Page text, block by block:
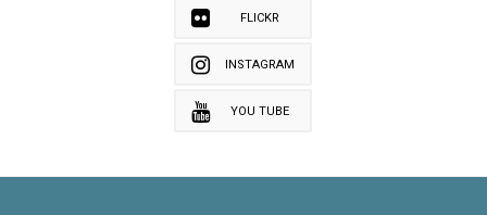
FLICKR
INSTAGRAM
YOU TUBE